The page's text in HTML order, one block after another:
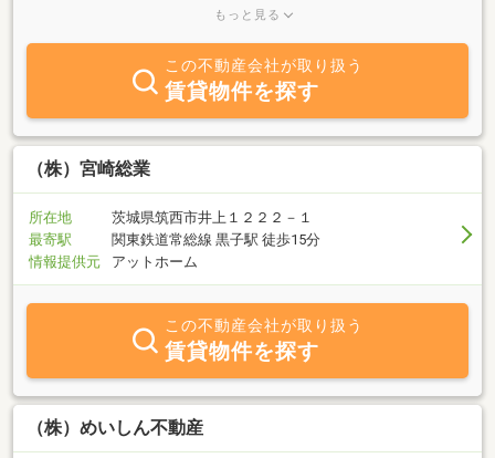
にあった条件がみつかるまでお世話させていただきます。お気軽に
もっと見る
この不動産会社が取り扱う
賃貸物件を探す
（株）宮崎総業
所在地
茨城県筑西市井上１２２２－１
最寄駅
関東鉄道常総線 黒子駅 徒歩15分
情報提供元
アットホーム
この不動産会社が取り扱う
賃貸物件を探す
（株）めいしん不動産